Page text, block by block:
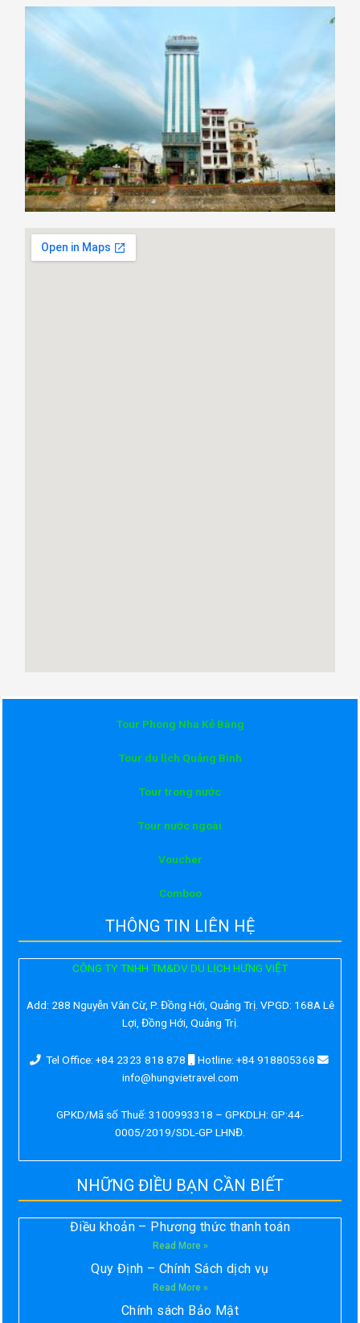
Tour Phong Nha Kẻ Bàng
Tour du lịch Quảng Bình
Tour trong nước
Tour nước ngoài
Voucher
Comboo
THÔNG TIN LIÊN HỆ
CÔNG TY TNHH TM&DV DU LỊCH HƯNG VIỆT
Add: 288 Nguyễn Văn Cừ, P. Đồng Hới, Quảng Trị. VPGD: 168A Lê
Lợi, Đồng Hới, Quảng Trị.
Tel Office: +84 2323 818 878
Hotline: +84 918805368
info@hungvietravel.com
GPKD/Mã số Thuế: 3100993318 – GPKDLH: GP:44-
0005/2019/SDL-GP LHNĐ.
NHỮNG ĐIỀU BẠN CẦN BIẾT
Điều khoản – Phương thức thanh toán
Read More »
Quy Định – Chính Sách dịch vụ
Read More »
Chính sách Bảo Mật